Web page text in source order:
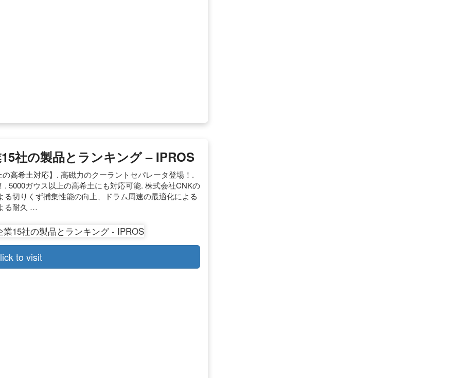
社の製品とランキング – IPROS
高希土対応】. 高磁力のクーラントセパレータ登場！.
5000ガウス以上の高希土にも対応可能. 株式会社CNKの
切りくず捕集性能の向上、ドラム周速の最適化による
る耐久 …
to visit